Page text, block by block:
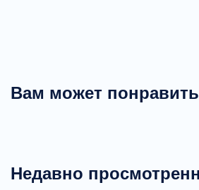
Вам может
Недавно